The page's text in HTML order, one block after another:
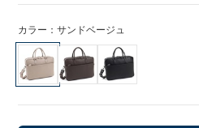
カラー：サンドベージュ